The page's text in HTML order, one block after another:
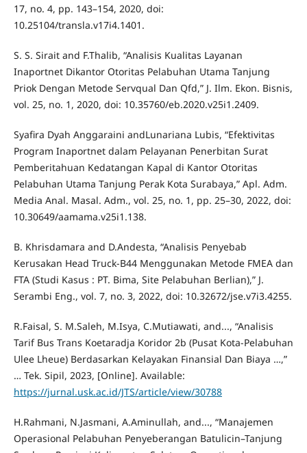
17, no. 4, pp. 143–154, 2020, doi:
10.25104/transla.v17i4.1401.
S. S. Sirait and F.Thalib, “Analisis Kualitas Layanan
Inaportnet Dikantor Otoritas Pelabuhan Utama Tanjung
Priok Dengan Metode Servqual Dan Qfd,” J. Ilm. Ekon. Bisnis,
vol. 25, no. 1, 2020, doi: 10.35760/eb.2020.v25i1.2409.
Syafira Dyah Anggaraini andLunariana Lubis, “Efektivitas
Program Inaportnet dalam Pelayanan Penerbitan Surat
Pemberitahuan Kedatangan Kapal di Kantor Otoritas
Pelabuhan Utama Tanjung Perak Kota Surabaya,” Apl. Adm.
Media Anal. Masal. Adm., vol. 25, no. 1, pp. 25–30, 2022, doi:
10.30649/aamama.v25i1.138.
B. Khrisdamara and D.Andesta, “Analisis Penyebab
Kerusakan Head Truck-B44 Menggunakan Metode FMEA dan
FTA (Studi Kasus : PT. Bima, Site Pelabuhan Berlian),” J.
Serambi Eng., vol. 7, no. 3, 2022, doi: 10.32672/jse.v7i3.4255.
R.Faisal, S. M.Saleh, M.Isya, C.Mutiawati, and..., “Analisis
Tarif Bus Trans Koetaradja Koridor 2b (Pusat Kota-Pelabuhan
Ulee Lheue) Berdasarkan Kelayakan Finansial Dan Biaya …,”
… Tek. Sipil, 2023, [Online]. Available:
https://jurnal.usk.ac.id/JTS/article/view/30788
H.Rahmani, N.Jasmani, A.Aminullah, and..., “Manajemen
Operasional Pelabuhan Penyeberangan Batulicin–Tanjung